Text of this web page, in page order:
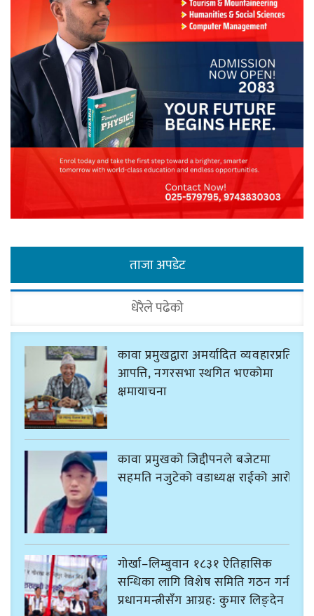
ताजा अपडेट
धेरैले पढेको
कावा प्रमुखद्वारा अमर्यादित व्यवहारप्रति
आपत्ति, नगरसभा स्थगित भएकोमा
क्षमायाचना
कावा प्रमुखको जिद्दीपनले बजेटमा
सहमति नजुटेको वडाध्यक्ष राईको आरोप
गोर्खा–लिम्बुवान १८३१ ऐतिहासिक
सन्धिका लागि विशेष समिति गठन गर्न
प्रधानमन्त्रीसँग आग्रह: कुमार लिङ्देन